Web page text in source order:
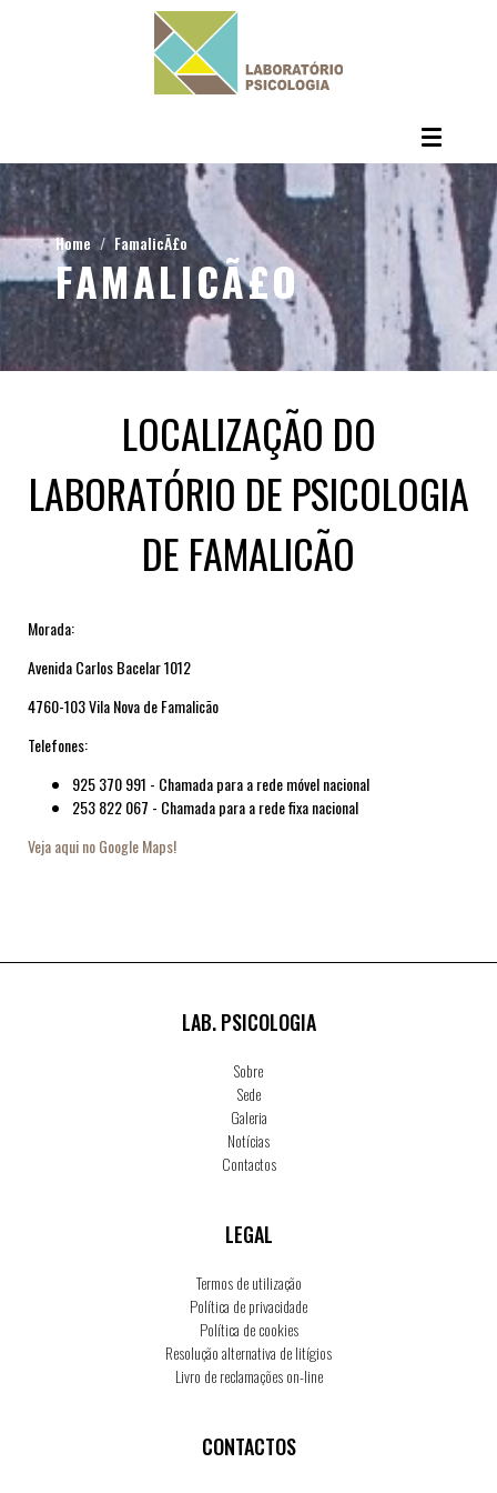
Home FamalicÃ£o
FAMALICÃ£O
LOCALIZAÇÃO DO
LABORATÓRIO DE PSICOLOGIA
DE FAMALICÃO
Morada:
Avenida Carlos Bacelar 1012
4760-103 Vila Nova de Famalicão
Telefones:
925 370 991 - Chamada para a rede móvel nacional
253 822 067 - Chamada para a rede fixa nacional
Veja aqui no Google Maps!
LAB. PSICOLOGIA
Sobre
Sede
Galeria
Notícias
Contactos
LEGAL
Termos de utilização
Política de privacidade
Política de cookies
Resolução alternativa de litígios
Livro de reclamações on-line
CONTACTOS